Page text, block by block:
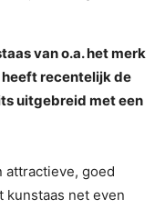
van o.a. het merk
recentelijk de
uitgebreid met een
attractieve, goed
net even